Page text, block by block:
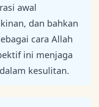
awal
dan bahkan
cara Allah
ini menjaga
kesulitan.